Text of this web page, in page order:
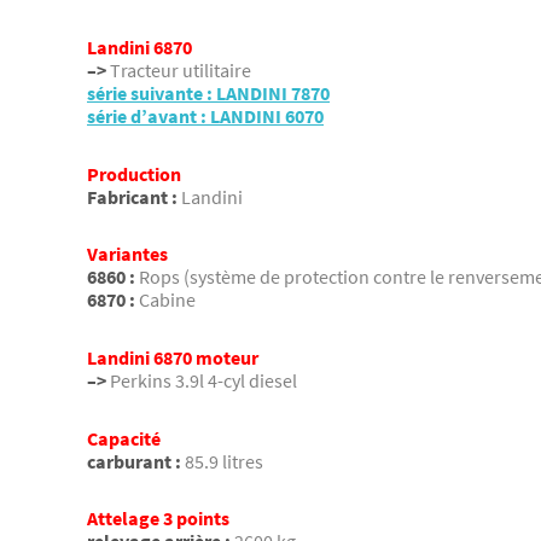
Landini 6870
–>Tracteur utilitaire
série suivante : LANDINI 7870
série d’avant : LANDINI 6070
Production
Fabricant : Landini
Variantes
6860 : Rops (système de protection contre le
6870 : Cabine
Landini 6870 moteur
–> Perkins 3.9l 4-cyl diesel
Capacité
carburant : 85.9 litres
Attelage 3 points